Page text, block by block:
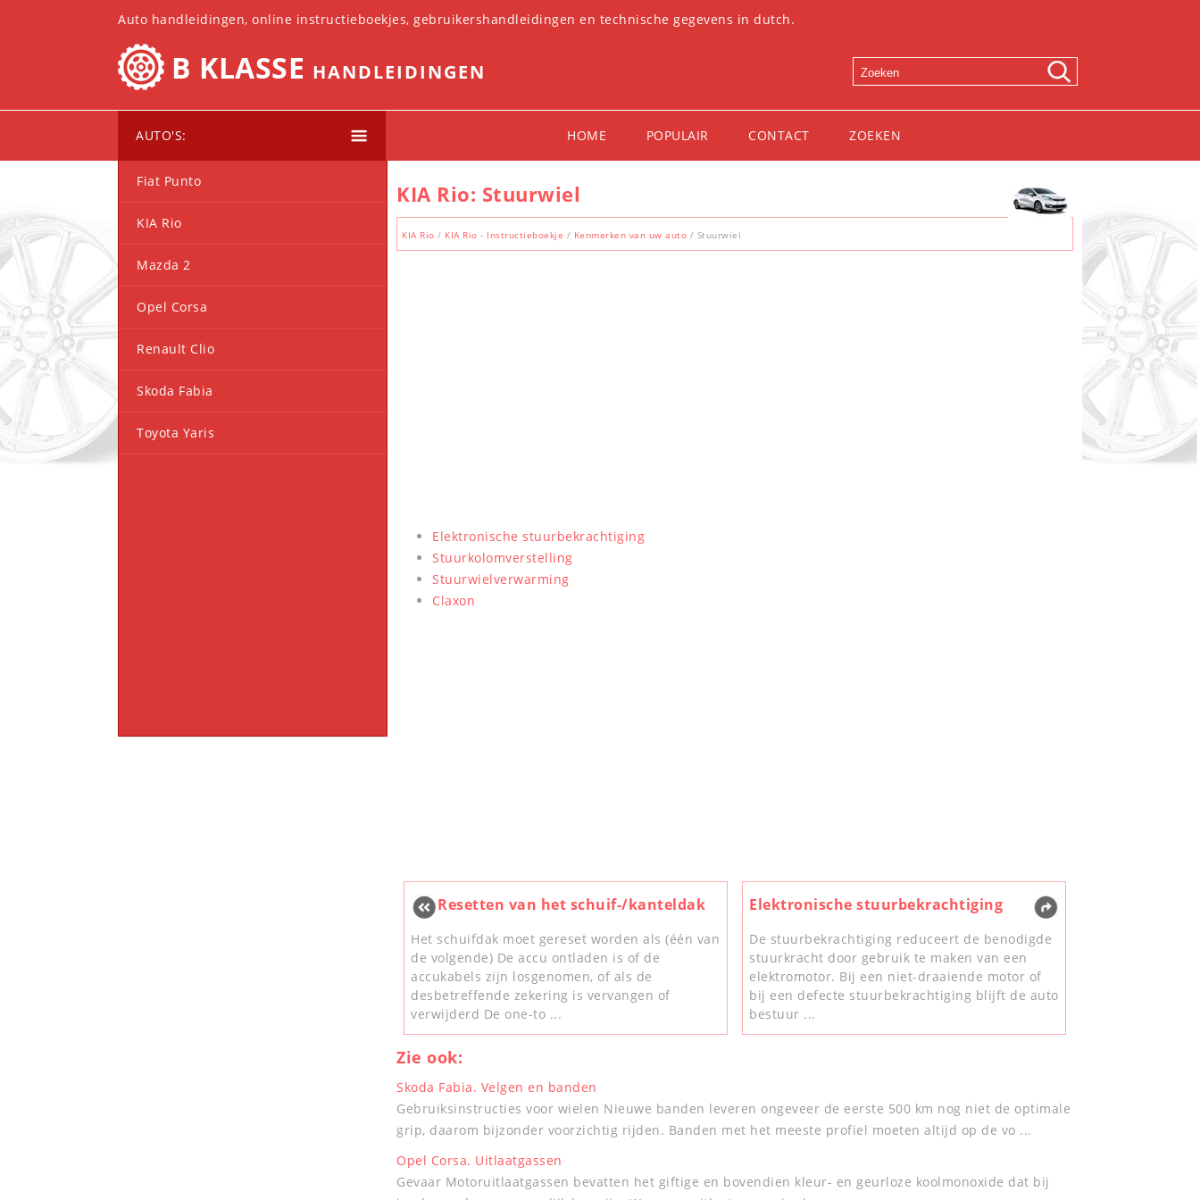
Auto handleidingen, online instructieboekjes, gebruikershandleidingen en technische gegevens in dutch.
B KLASSE HANDLEIDINGEN
AUTO'S: HOME POPULAIR CONTACT ZOEKEN
KIA Rio: Stuurwiel
KIA Rio / KIA Rio - Instructieboekje / Kenmerken van uw auto / Stuurwiel
Elektronische stuurbekrachtiging
Stuurkolomverstelling
Stuurwielverwarming
Claxon
Resetten van het schuif-/kanteldak
Het schuifdak moet gereset worden als (één van
de volgende) De accu ontladen is of de
accukabels zijn losgenomen, of als de
desbetreffende zekering is vervangen of
verwijderd De one-to ...
Elektronische stuurbekrachtiging
De stuurbekrachtiging reduceert de benodigde
stuurkracht door gebruik te maken van een
elektromotor. Bij een niet-draaiende motor of
bij een defecte stuurbekrachtiging blijft de auto
bestuur ...
Zie ook:
Skoda Fabia. Velgen en banden
Gebruiksinstructies voor wielen Nieuwe banden leveren ongeveer de eerste 500 km nog niet de optimale
grip, daarom bijzonder voorzichtig rijden. Banden met het meeste profiel moeten altijd op de vo ...
Opel Corsa. Uitlaatgassen
Gevaar Motoruitlaatgassen bevatten het giftige en bovendien kleur- en geurloze koolmonoxide dat bij
Fiat Punto
KIA Rio
Mazda 2
Opel Corsa
Renault Clio
Skoda Fabia
Toyota Yaris